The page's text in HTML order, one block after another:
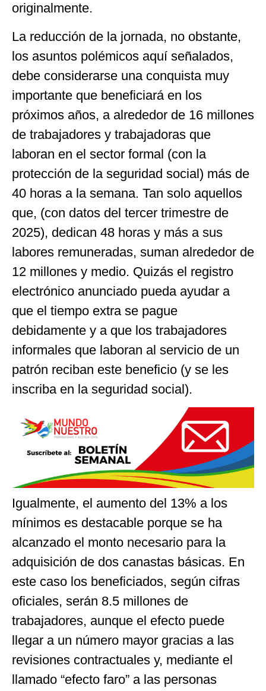
originalmente.
La reducción de la jornada, no obstante,
los asuntos polémicos aquí señalados,
debe considerarse una conquista muy
importante que beneficiará en los
próximos años, a alrededor de 16 millones
de trabajadores y trabajadoras que
laboran en el sector formal (con la
protección de la seguridad social) más de
40 horas a la semana. Tan solo aquellos
que, (con datos del tercer trimestre de
2025), dedican 48 horas y más a sus
labores remuneradas, suman alrededor de
12 millones y medio. Quizás el registro
electrónico anunciado pueda ayudar a
que el tiempo extra se pague
debidamente y a que los trabajadores
informales que laboran al servicio de un
patrón reciban este beneficio (y se les
inscriba en la seguridad social).
Igualmente, el aumento del 13% a los
mínimos es destacable porque se ha
alcanzado el monto necesario para la
adquisición de dos canastas básicas. En
este caso los beneficiados, según cifras
oficiales, serán 8.5 millones de
trabajadores, aunque el efecto puede
llegar a un número mayor gracias a las
revisiones contractuales y, mediante el
llamado “efecto faro” a las personas